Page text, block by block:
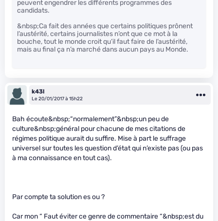
peuvent engendrer les différents programmes des
candidats.
&nbsp;Ca fait des années que certains politiques prônent
l’austérité, certains journalistes n’ont que ce mot à la
bouche, tout le monde croit qu’il faut faire de l’austérité,
mais au final ça n’a marché dans aucun pays au Monde.
k43l
Le 20/01/2017 à 15h22
Bah écoute&nbsp;“normalement”&nbsp;un peu de
culture&nbsp;général pour chacune de mes citations de
régimes politique aurait du suffire. Mise à part le suffrage
universel sur toutes les question d’état qui n’existe pas (ou pas
à ma connaissance en tout cas).
Par compte ta solution es ou ?
Car mon “ Faut éviter ce genre de commentaire “&nbsp;est du